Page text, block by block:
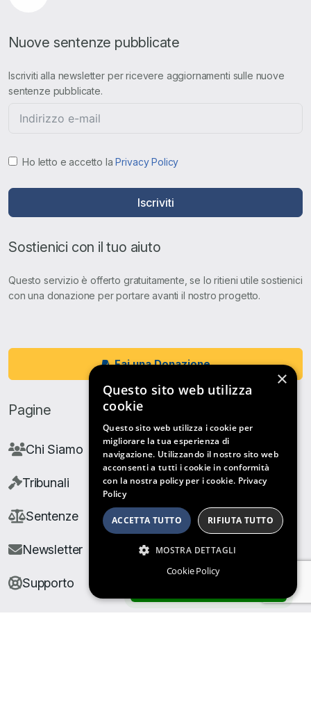
Nuove sentenze pubblicate
Iscriviti alla newsletter per ricevere aggiornamenti sulle nuove
sentenze pubblicate.
Ho letto e accetto laPrivacy Policy
Iscriviti
Sostienici con il tuo aiuto
Questo servizio è offerto gratuitamente, se lo ritieni utile sostienici
con una donazione per portare avanti il nostro progetto.
Fai una Donazione
Pagine
Chi Siamo
Tribunali
Sentenze
Newsletter
Supporto
×
Questo sito web utilizza
cookie
Questo sito web utilizza i cookie per
migliorare la tua esperienza di
navigazione. Utilizzando il nostro sito web
acconsenti a tutti i cookie in conformità
con la nostra policy per i cookie. Privacy
Policy
ACCETTA TUTTO RIFIUTA TUTTO
MOSTRA DETTAGLI
Cookie Policy